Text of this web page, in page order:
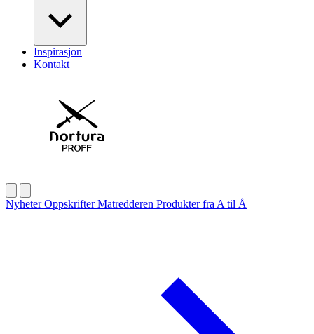
Inspirasjon
Kontakt
NyheterOppskrifterMatredderen Produkter fra A til Å